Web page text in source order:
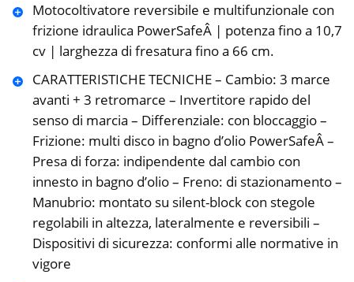
Motocoltivatore reversibile e multifunzionale con
frizione idraulica PowerSafeÂ | potenza fino a 10,7
cv | larghezza di fresatura fino a 66 cm.
CARATTERISTICHE TECNICHE – Cambio: 3 marce
avanti + 3 retromarce – Invertitore rapido del
senso di marcia – Differenziale: con bloccaggio –
Frizione: multi disco in bagno d’olio PowerSafeÂ –
Presa di forza: indipendente dal cambio con
innesto in bagno d’olio – Freno: di stazionamento –
Manubrio: montato su silent-block con stegole
regolabili in altezza, lateralmente e reversibili –
Dispositivi di sicurezza: conformi alle normative in
vigore